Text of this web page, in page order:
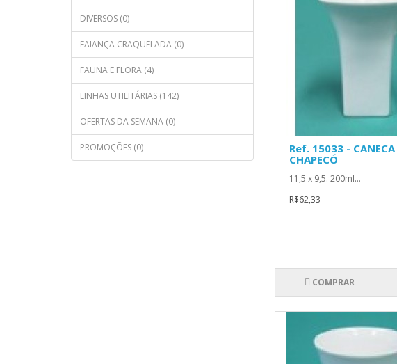
DIVERSOS (0)
FAIANÇA CRAQUELADA (0)
FAUNA E FLORA (4)
LINHAS UTILITÁRIAS (142)
OFERTAS DA SEMANA (0)
PROMOÇÕES (0)
Ref. 15033 - CANECA
CHAPECÓ
11,5 x 9,5. 200ml...
R$62,33
COMPRAR